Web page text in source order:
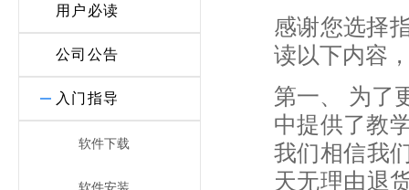
用户必读
公司公告
入门指导
软件下载
感谢您选择
读以下内容
第一、 为了
中提供了教
我们相信我
天无理由退